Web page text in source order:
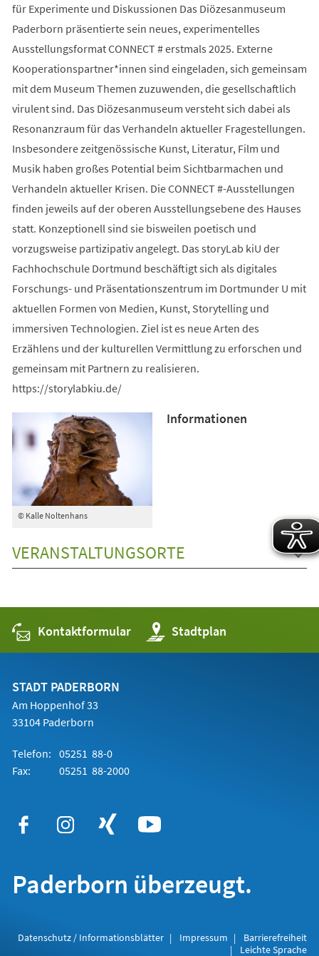
für Experimente und Diskussionen Das Diözesanmuseum
Paderborn präsentierte sein neues, experimentelles
Ausstellungsformat CONNECT # erstmals 2025. Externe
Kooperationspartner*innen sind eingeladen, sich gemeinsam
mit dem Museum Themen zuzuwenden, die gesellschaftlich
virulent sind. Das Diözesanmuseum versteht sich dabei als
Resonanzraum für das Verhandeln aktueller Fragestellungen.
Insbesondere zeitgenössische Kunst, Literatur, Film und
Musik haben großes Potential beim Sichtbarmachen und
Verhandeln aktueller Krisen. Die CONNECT #-Ausstellungen
finden jeweils auf der oberen Ausstellungsebene des Hauses
statt. Konzeptionell sind sie bisweilen poetisch und
vorzugsweise partizipativ angelegt. Das storyLab kiU der
Fachhochschule Dortmund beschäftigt sich als digitales
Forschungs- und Präsentationszentrum im Dortmunder U mit
aktuellen Formen von Medien, Kunst, Storytelling und
immersiven Technologien. Ziel ist es neue Arten des
Erzählens und der kulturellen Vermittlung zu erforschen und
gemeinsam mit Partnern zu realisieren.
https://storylabkiu.de/
© Kalle Noltenhans
Informationen
VERANSTALTUNGSORTE
Kontaktformular Stadtplan
(Öffnet
in
einem
STADT PADERBORN
Am Hoppenhof 33
33104 Paderborn
Telefon: 05251 88-0
Fax:
05251 88-2000
Paderborn überzeugt.
Datenschutz / Informationsblätter Impressum
Barrierefreiheit
Leichte Sprache